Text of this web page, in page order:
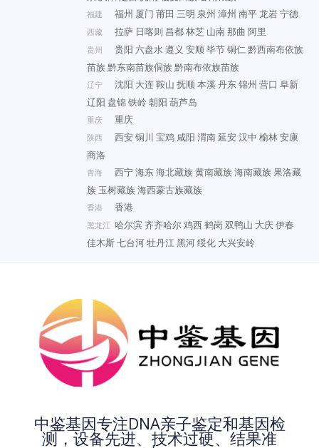
福建 福州 厦门 莆田 三明 泉州 漳州 南平龙岩宁德
西藏 拉萨 日喀则 昌都林芝 山南那曲 阿里
贵州 贵阳 六盘水遵义 安顺毕节铜仁黔西南布依族
苗族黔东南苗族侗族黔南布依族苗族
辽宁 沈阳 大连鞍山 抚顺本溪丹东锦州 营口 阜新
辽阳 盘锦铁岭朝阳 葫芦岛
重庆 重庆
陕西 西安铜川 宝鸡 咸阳 渭南延安汉中 榆林安康
商洛
青海 西宁海东海北藏族黄南藏族海南藏族果洛藏
族 玉树藏族海西蒙古族藏族
香港 香港
黑龙江 哈尔滨齐齐哈尔鸡西鹤岗 双鸭山 大庆伊春
佳木斯七台河牡丹江黑河绥化 大兴安岭
中鉴基因专注DNA亲子鉴定和基因检
测，设备先进、技术过硬、结果准